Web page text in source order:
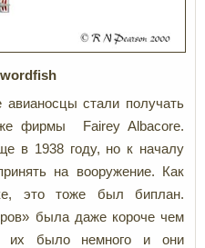
стали получать
фирмы Fairey Albacore.
в 1938 году, но к началу
на вооружение. Как
это тоже был биплан.
была даже короче чем
их было немного и они